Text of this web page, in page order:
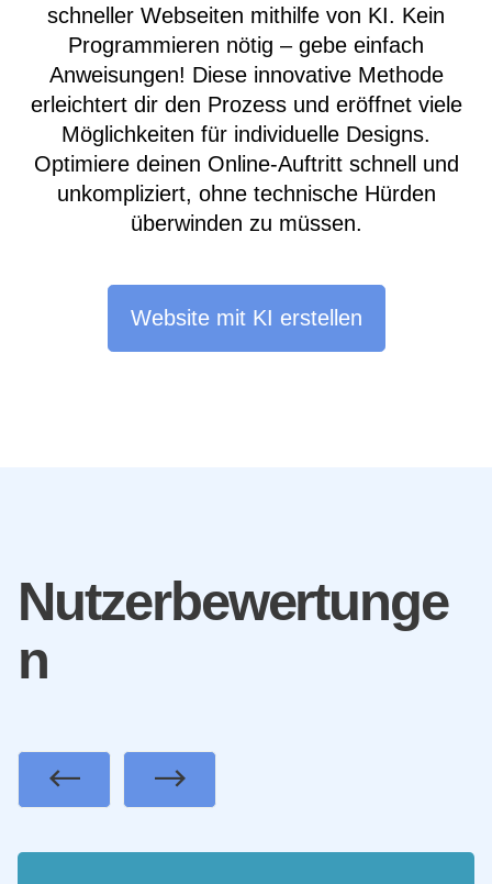
schneller Webseiten mithilfe von KI. Kein
Programmieren nötig – gebe einfach
Anweisungen! Diese innovative Methode
erleichtert dir den Prozess und eröffnet viele
Möglichkeiten für individuelle Designs.
Optimiere deinen Online-Auftritt schnell und
unkompliziert, ohne technische Hürden
überwinden zu müssen.
Website mit KI erstellen
Nutzerbewertunge
n
PreviousNext